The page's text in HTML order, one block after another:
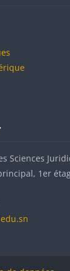
Sciences
1er